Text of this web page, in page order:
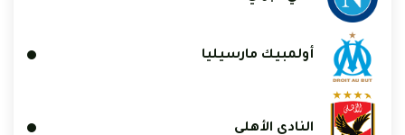
أولمبيك مارسيليا
النادي الأهلي